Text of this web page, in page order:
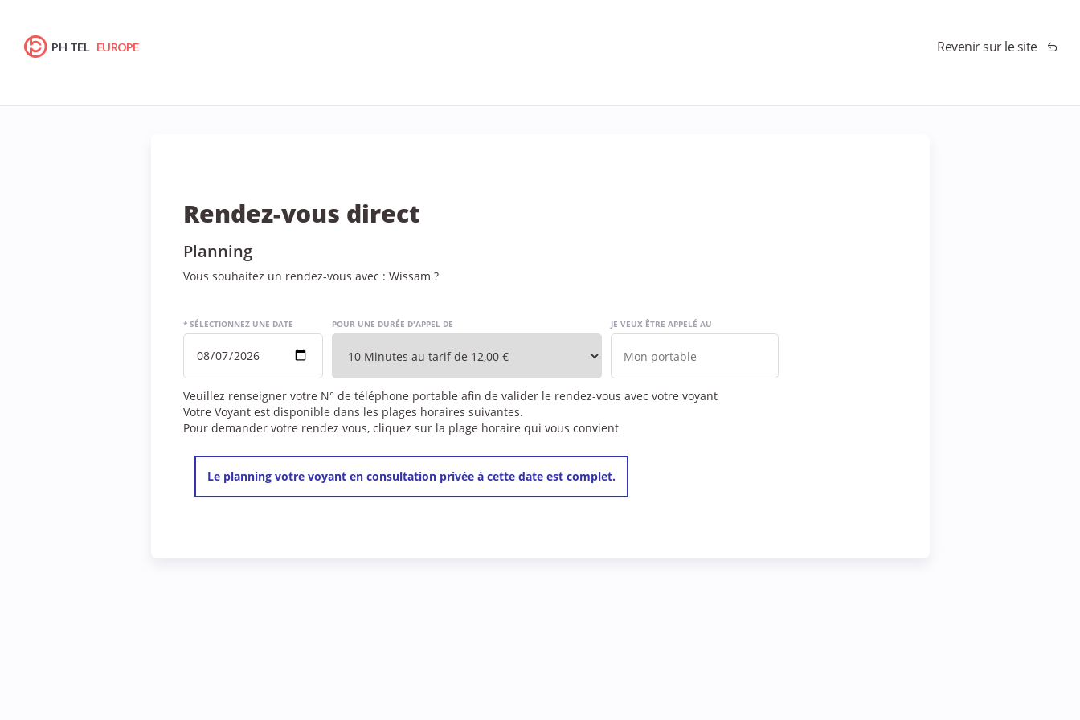
PH TEL EUROPE Revenir sur le site
Rendez-vous direct
Planning
Vous souhaitez un rendez-vous avec : Wissam ?
* SÉLECTIONNEZ UNE DATE POUR UNE DURÉE D'APPEL DE JE VEUX ÊTRE APPELÉ AU
Veuillez renseigner votre N° de téléphone portable afin de valider le rendez-vous avec votre voyant
Votre Voyant est disponible dans les plages horaires suivantes.
Pour demander votre rendez vous, cliquez sur la plage horaire qui vous convient
Le planning votre voyant en consultation privée à cette date est complet.